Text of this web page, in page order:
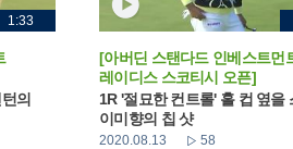
1:33
의
[아버딘 스탠다드 인베스트먼
레이디스 스코티시 오픈]
1R '절묘한 컨트롤' 홀 컵 옆을
이미향의 칩 샷
2020.08.13 58